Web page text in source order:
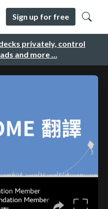
privately, control
and more …
Sign up for free